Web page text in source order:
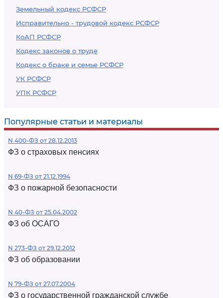
Земельный кодекс РСФСР
Исправительно - трудовой кодекс РСФСР
КоАП РСФСР
Кодекс законов о труде
Кодекс о браке и семье РСФСР
УК РСФСР
УПК РСФСР
Популярные статьи и материалы
N 400-ФЗ от 28.12.2013
ФЗ о страховых пенсиях
N 69-ФЗ от 21.12.1994
ФЗ о пожарной безопасности
N 40-ФЗ от 25.04.2002
ФЗ об ОСАГО
N 273-ФЗ от 29.12.2012
ФЗ об образовании
N 79-ФЗ от 27.07.2004
ФЗ о государственной гражданской службе